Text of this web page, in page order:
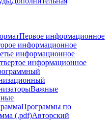
Первое информационное
информационное
информационное
информационное
Важные
Программы по
(.pdf)Авторский